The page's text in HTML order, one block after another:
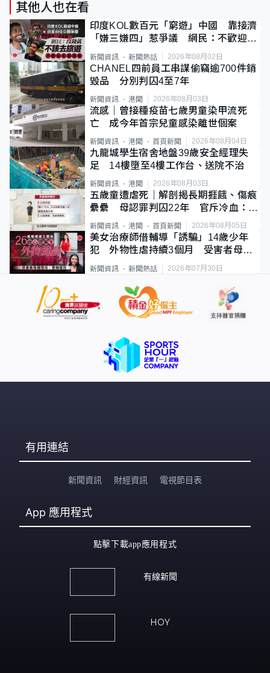
其他人也在看
印度KOL數百元「窮遊」中國 靠接濟
「嫌三嫌四」惹爭議 網民：不歡迎劣
質旅客
新聞資訊 新聞熱話 2026年08月02日
CHANEL四前員工串謀偷竊逾700件銷
毀品 分別判囚4至7年
新聞資訊 港聞 2026年08月03日
流感｜曾接種疫苗七歲男童染甲流死
亡 成今年首宗兒童感染離世個案
新聞資訊 港聞 首頁新聞 2026年08月04日
九龍城學生宿舍地盤39歲安全經理失
足 14樓墮至4樓工作台、送院不治
新聞資訊 港聞 2026年08月03日
五歲童遭虐死｜解剖揭長期捱餓、傷痕
纍纍 母認罪判囚22年 官斥冷血：同
類案最惡劣
新聞資訊 港聞 首頁新聞 2026年08月05日
美女治療師借輔導「誘騙」14歲少年
犯 外物性虐持續3個月 受害者母：
要保護其他人
新聞資訊 新聞熱話 2026年07月30日
有用連結
新聞資訊 財經資訊 電視節目表
App 應用程式
點擊下載app應用程式
有線新聞
HOY